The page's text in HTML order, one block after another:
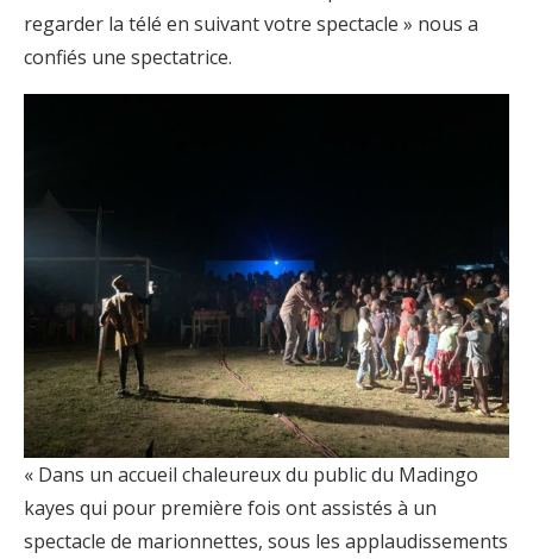
regarder la télé en suivant votre spectacle » nous a
confiés une spectatrice.
« Dans un accueil chaleureux du public du Madingo
kayes qui pour première fois ont assistés à un
spectacle de marionnettes, sous les applaudissements